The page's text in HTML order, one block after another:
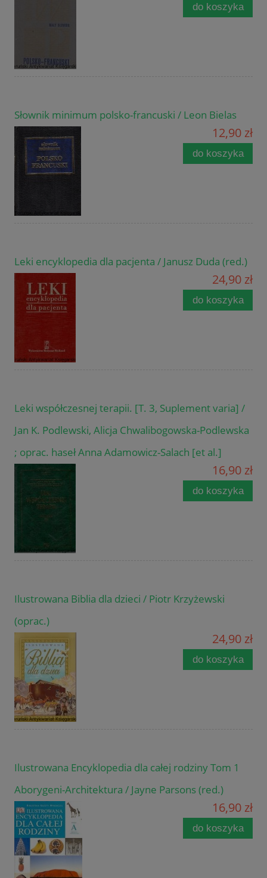
do koszyka
Słownik minimum polsko-francuski / Leon Bielas
12,90 zł
do koszyka
Leki encyklopedia dla pacjenta / Janusz Duda (red.)
24,90 zł
do koszyka
Leki współczesnej terapii. [T. 3, Suplement varia] /
Jan K. Podlewski, Alicja Chwalibogowska-Podlewska
; oprac. haseł Anna Adamowicz-Salach [et al.]
16,90 zł
do koszyka
Ilustrowana Biblia dla dzieci / Piotr Krzyżewski
(oprac.)
24,90 zł
do koszyka
Ilustrowana Encyklopedia dla całej rodziny Tom 1
Aborygeni-Architektura / Jayne Parsons (red.)
16,90 zł
do koszyka